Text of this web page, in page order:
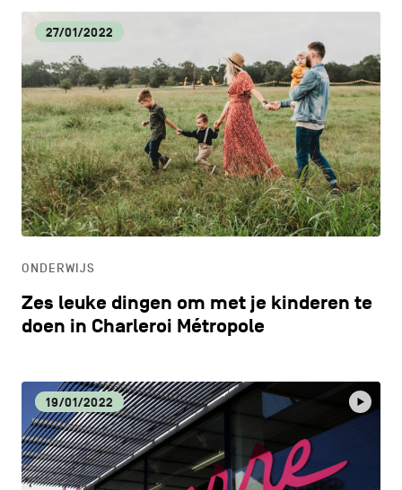
27/01/2022
ONDERWIJS
Zes leuke dingen om met je kinderen te
doen in Charleroi Métropole
19/01/2022